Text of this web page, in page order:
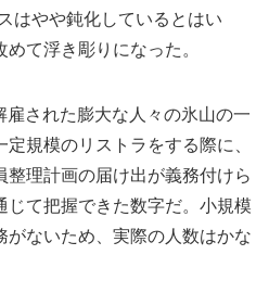
はやや鈍化しているとはい
て浮き彫りになった。
された膨大な人々の氷山の一
規模のリストラをする際に、
理計画の届け出が義務付けら
て把握できた数字だ。小規模
ないため、実際の人数はかな